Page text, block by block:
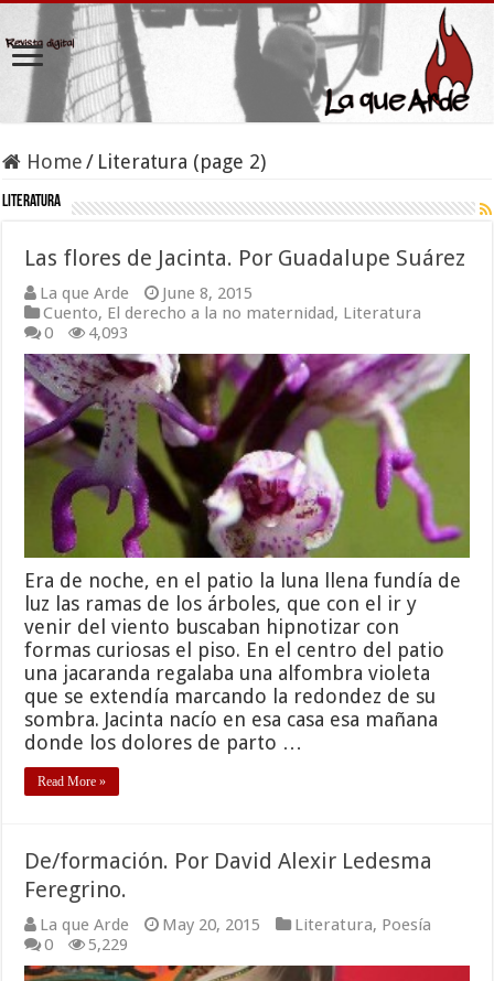
Home / Literatura (page 2)
Literatura
Las flores de Jacinta. Por Guadalupe Suárez
La que Arde
June 8, 2015
Cuento, El derecho a la no maternidad, Literatura
0
4,093
Era de noche, en el patio la luna llena fundía de
luz las ramas de los árboles, que con el ir y
venir del viento buscaban hipnotizar con
formas curiosas el piso. En el centro del patio
una jacaranda regalaba una alfombra violeta
que se extendía marcando la redondez de su
sombra. Jacinta nacío en esa casa esa mañana
donde los dolores de parto …
Read More »
De/formación. Por David Alexir Ledesma
Feregrino.
La que Arde May 20, 2015 Literatura, Poesía
0
5,229